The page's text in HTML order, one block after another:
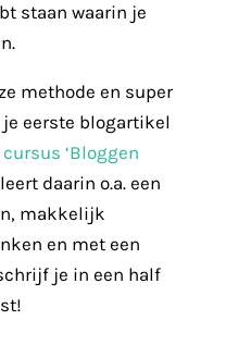
staan waarin je
methode en super
eerste blogartikel
cursus ‘Bloggen
daarin o.a. een
makkelijk
en met een
je in een half